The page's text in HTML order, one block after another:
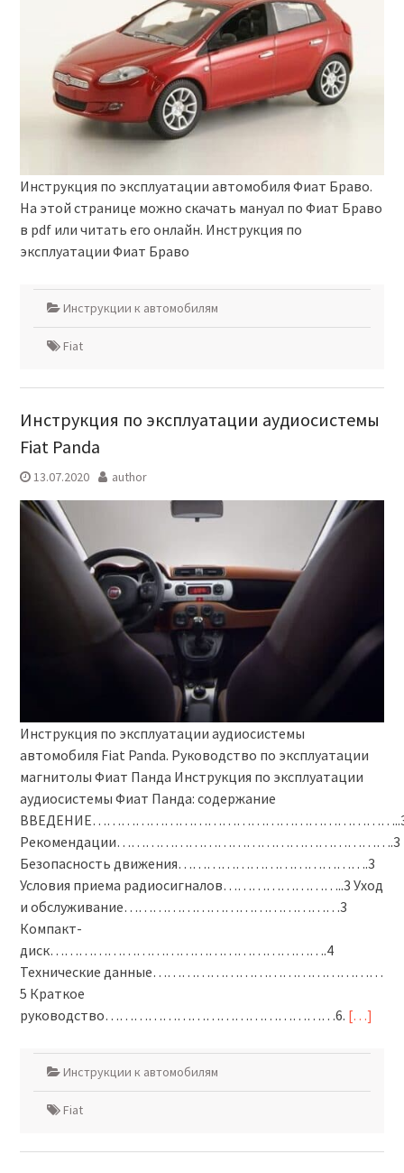
Инструкция по эксплуатации автомобиля Фиат Браво.
На этой странице можно скачать мануал по Фиат Браво
в pdf или читать его онлайн. Инструкция по
эксплуатации Фиат Браво
Инструкции к автомобилям
Fiat
Инструкция по эксплуатации аудиосистемы
Fiat Panda
13.07.2020 author
Инструкция по эксплуатации аудиосистемы
автомобиля Fiat Panda. Руководство по эксплуатации
магнитолы Фиат Панда Инструкция по эксплуатации
аудиосистемы Фиат Панда: содержание
Рекомендации………………………………………………….3
Безопасность движения………………………………….3
Условия приема радиосигналов……………………..3 Уход
и обслуживание………………………………………3
Компакт-
диск………………………………………………….4
Технические данные…………………………………………
5 Краткое
руководство…………………………………………6. […]
Инструкции к автомобилям
Fiat